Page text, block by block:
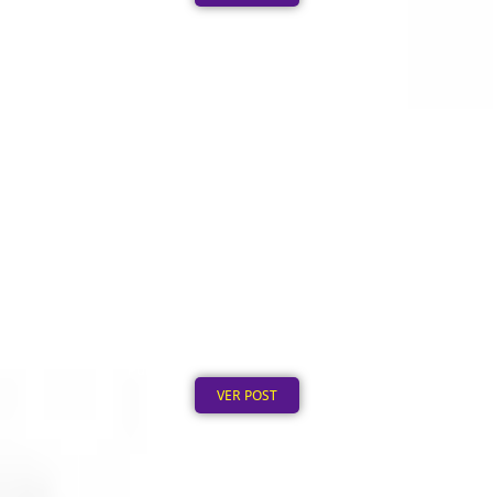
Publicado em: 8 de agosto de 2026
VER POST